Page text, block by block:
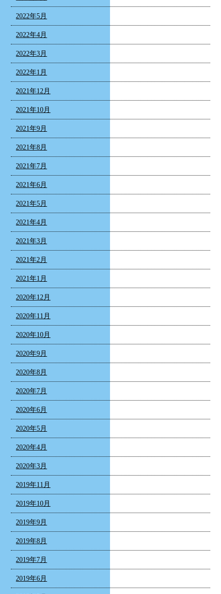
2022年5月
2022年4月
2022年3月
2022年1月
2021年12月
2021年10月
2021年9月
2021年8月
2021年7月
2021年6月
2021年5月
2021年4月
2021年3月
2021年2月
2021年1月
2020年12月
2020年11月
2020年10月
2020年9月
2020年8月
2020年7月
2020年6月
2020年5月
2020年4月
2020年3月
2019年11月
2019年10月
2019年9月
2019年8月
2019年7月
2019年6月